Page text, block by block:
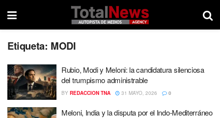
Etiqueta: MODI
Rubio, Modi y Meloni: la candidatura silenciosa
del trumpismo administrable
BY REDACCION TNA 31 MAYO, 2026 0
Meloni, India y la disputa por el Indo-Mediterráneo